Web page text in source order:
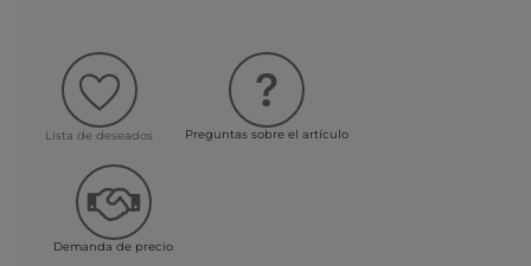
Lista de deseados Preguntas sobre el artículo
Demanda de precio